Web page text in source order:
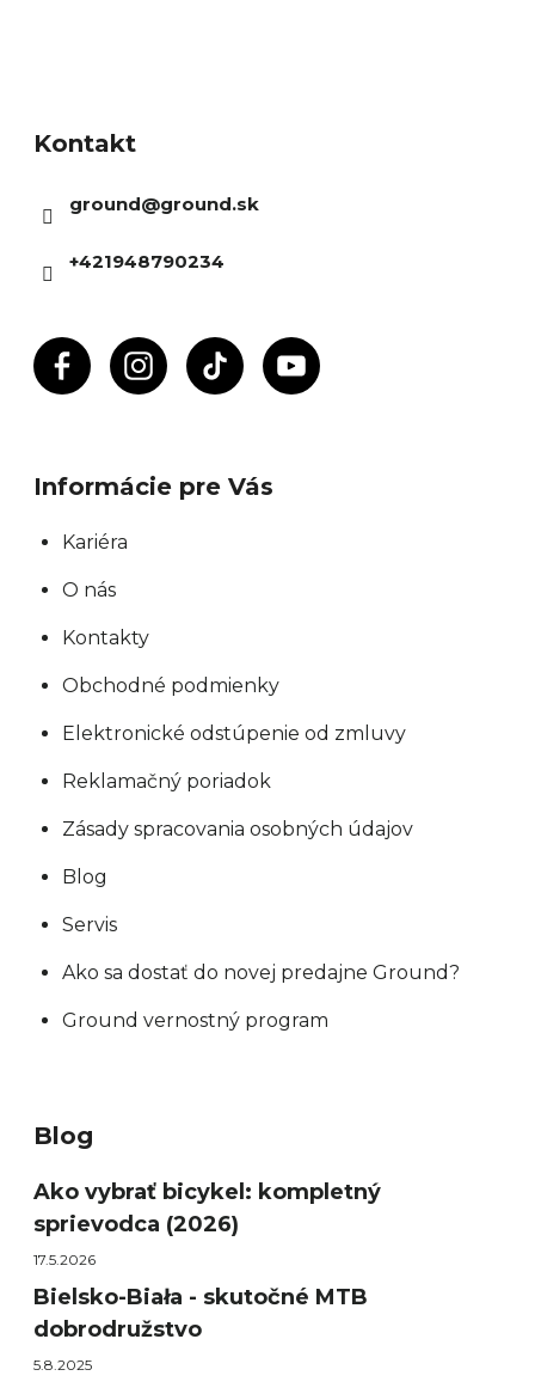
Kontakt
ground@ground.sk
+421948790234
Informácie pre Vás
Kariéra
O nás
Kontakty
Obchodné podmienky
Elektronické odstúpenie od zmluvy
Reklamačný poriadok
Zásady spracovania osobných údajov
Blog
Servis
Ako sa dostať do novej predajne Ground?
Ground vernostný program
Blog
Ako vybrať bicykel: kompletný
sprievodca (2026)
17.5.2026
Bielsko-Biała - skutočné MTB
dobrodružstvo
5.8.2025